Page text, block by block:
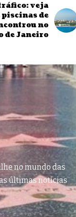
veja
piscinas de
no
de Janeiro
no mundo das
últimas notícias